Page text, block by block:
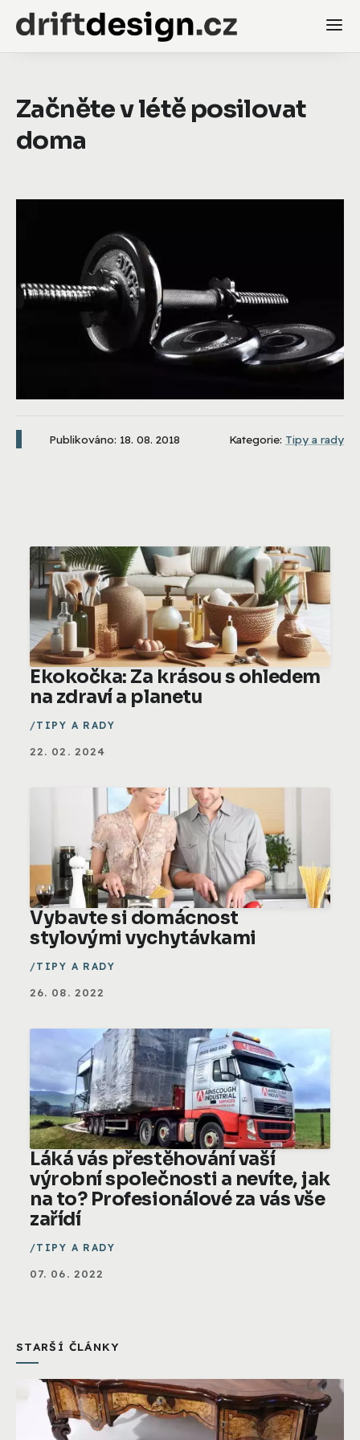
Začněte v létě posilovat
doma
Publikováno: 18. 08. 2018 Kategorie: Tipy a rady
Ekokočka: Za krásou s ohledem
na zdraví a planetu
TIPY A RADY
22. 02. 2024
Vybavte si domácnost
stylovými vychytávkami
TIPY A RADY
26. 08. 2022
Láká vás přestěhování vaší
výrobní společnosti a nevíte, jak
na to? Profesionálové za vás vše
zařídí
TIPY A RADY
07. 06. 2022
STARŠÍ ČLÁNKY